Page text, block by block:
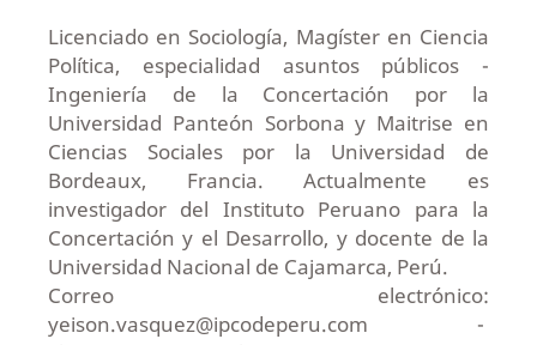
Licenciado en Sociología, Magíster en Ciencia
Política, especialidad asuntos públicos -
Ingeniería de la Concertación por la
Universidad Panteón Sorbona y Maitrise en
Ciencias Sociales por la Universidad de
Bordeaux, Francia. Actualmente es
investigador del Instituto Peruano para la
Concertación y el Desarrollo, y docente de la
Universidad Nacional de Cajamarca, Perú.
Correo electrónico:
yeison.vasquez@ipcodeperu.com -